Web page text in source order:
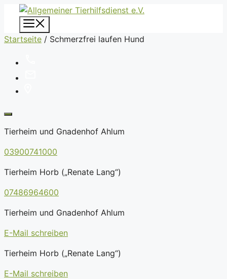
Zum
Inhalt
springen
Startseite / Schmerzfrei laufen Hund
Tierheim und Gnadenhof Ahlum
03900741000
Tierheim Horb („Renate Lang“)
07486964600
Tierheim und Gnadenhof Ahlum
E-Mail schreiben
Tierheim Horb („Renate Lang“)
E-Mail schreiben